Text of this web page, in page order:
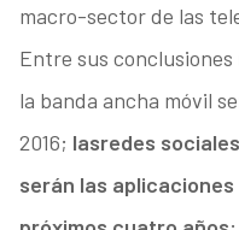
macro-sector de las
Entre sus
la banda ancha móvil
2016; lasredes
serán las